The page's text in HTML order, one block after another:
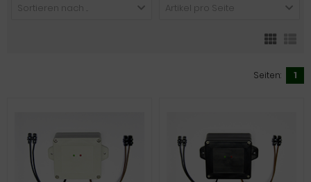
Sortieren nach ... Artikel pro Seite
Seiten: 1